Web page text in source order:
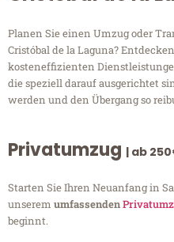
Planen Sie einen Umzug oder
Cristóbal de la Laguna?
kosteneffizienten
die speziell darauf ausgerichtet
werden und den Übergang so
Privatumzug | ab
Starten Sie Ihren Neuanfang in
unserem umfassenden
beginnt.